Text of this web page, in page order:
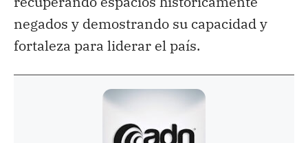
negados y demostrando su capacidad y
fortaleza para liderar el país.